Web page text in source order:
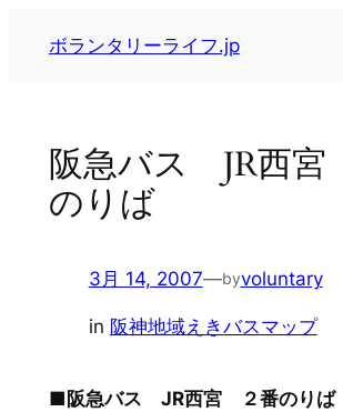
ボランタリーライフ.jp
阪急バス JR西
のりば
3月 14, 2007—byvoluntary
in 阪神地域えきバスマップ
■阪急バス JR西宮 ２番のりば（